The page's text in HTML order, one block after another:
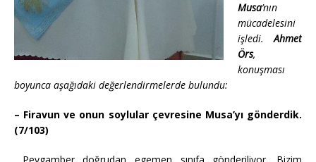
Musa’nın
mücadelesini
işledi.Ahmet
Örs,
konuşması
boyunca aşağıdaki değerlendirmelerde bulundu:
– Firavun ve onun soylular çevresine Musa’yı gönderdik.
(7/103)